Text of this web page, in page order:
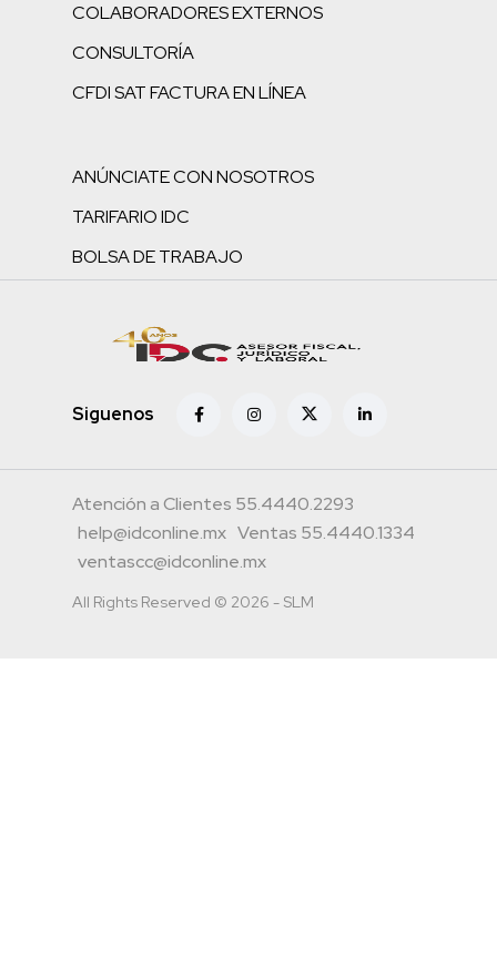
COLABORADORES EXTERNOS
CONSULTORÍA
CFDI SAT FACTURA EN LÍNEA
ANÚNCIATE CON NOSOTROS
TARIFARIO IDC
BOLSA DE TRABAJO
Siguenos
Atención a Clientes 55.4440.2293
help@idconline.mx Ventas 55.4440.1334
ventascc@idconline.mx
All Rights Reserved © 2026 - SLM